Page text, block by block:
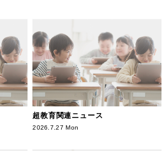
超教育関連ニュース
2026.7.27 Mon